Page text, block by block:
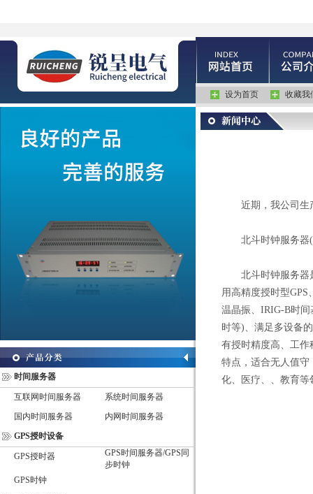
设为首页 收藏我
时间服务器
互联网时间服务器
系统时间服务器
国内时间服务器
内网时间服务器
GPS授时设备
GPS授时器
GPS时间服务器/GPS同
步时钟
GPS时钟
近期，我公司生产
北斗时钟服务器
北斗时钟服务器是
用高精度授时型
温晶振、IRIG-B时间
时等)、满足多设备
有授时精度高、工
特点，适合无人值
化、医疗、、教育等